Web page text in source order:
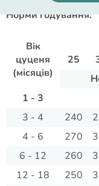
Норми годування:
Вік
цуценя
(місяців)
25
1 - 3
3 - 4
240
4 - 6
270
6 - 12
260
12 - 18
250